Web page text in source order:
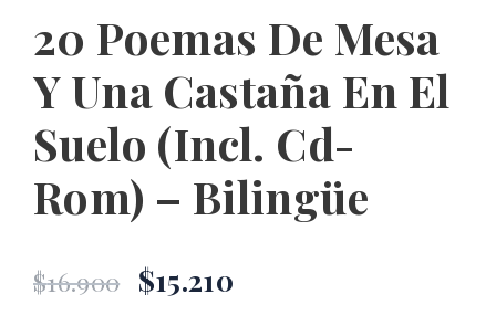
20 Poemas De Mesa
Y Una Castaña En El
Suelo (Incl. Cd-
Rom) – Bilingüe
$16.900 El
$15.210